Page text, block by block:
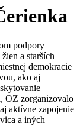
podpory
a starších
demokracie
ako aj
OZ zorganizovalo
aktívne zapojenie
a iných